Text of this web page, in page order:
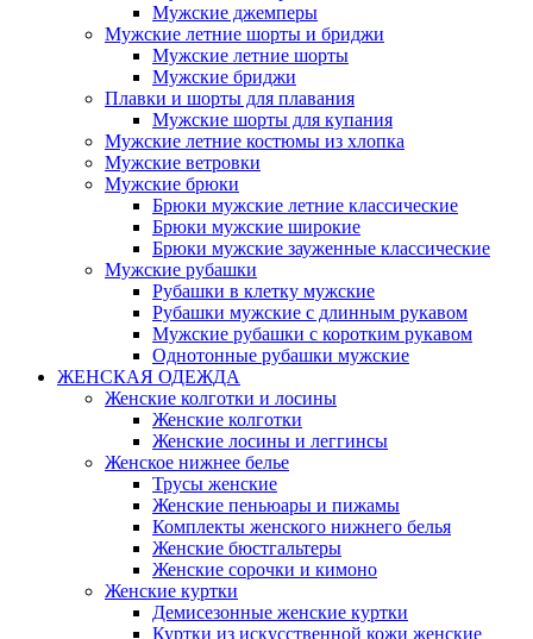
Мужские джемперы
Мужские летние шорты и бриджи
Мужские летние шорты
Мужские бриджи
Плавки и шорты для плавания
Мужские шорты для купания
Мужские летние костюмы из хлопка
Мужские ветровки
Мужские брюки
Брюки мужские летние классические
Брюки мужские широкие
Брюки мужские зауженные классические
Мужские рубашки
Рубашки в клетку мужские
Рубашки мужские с длинным рукавом
Мужские рубашки с коротким рукавом
Однотонные рубашки мужские
ЖЕНСКАЯ ОДЕЖДА
Женские колготки и лосины
Женские колготки
Женские лосины и леггинсы
Женское нижнее белье
Трусы женские
Женские пеньюары и пижамы
Комплекты женского нижнего белья
Женские бюстгальтеры
Женские сорочки и кимоно
Женские куртки
Демисезонные женские куртки
Куртки из искусственной кожи женские